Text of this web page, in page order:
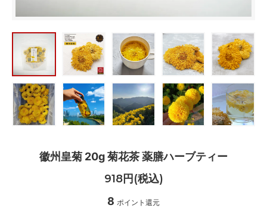
徽州皇菊 20g 菊花茶 薬膳ハーブティー
918円(税込)
8 ポイント還元